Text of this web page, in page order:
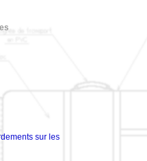
sur les